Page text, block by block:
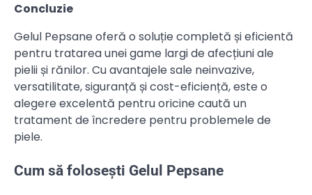
Concluzie
Gelul Pepsane oferă o soluție completă și eficientă
pentru tratarea unei game largi de afecțiuni ale
pielii și rănilor. Cu avantajele sale neinvazive,
versatilitate, siguranță și cost-eficiență, este o
alegere excelentă pentru oricine caută un
tratament de încredere pentru problemele de
piele.
Cum să folosești Gelul Pepsane